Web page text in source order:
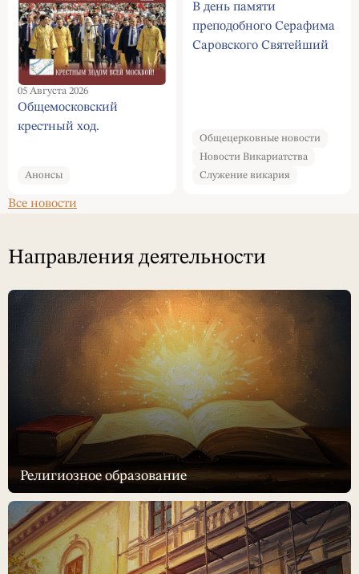
05 Августа 2026
Общемосковский
крестный ход.
Анонсы
В день памяти
преподобного Серафима
Саровского Святейший
Общецерковные новости
Новости Викариатства
Служение викария
Все новости
Направления деятельности
Религиозное образование